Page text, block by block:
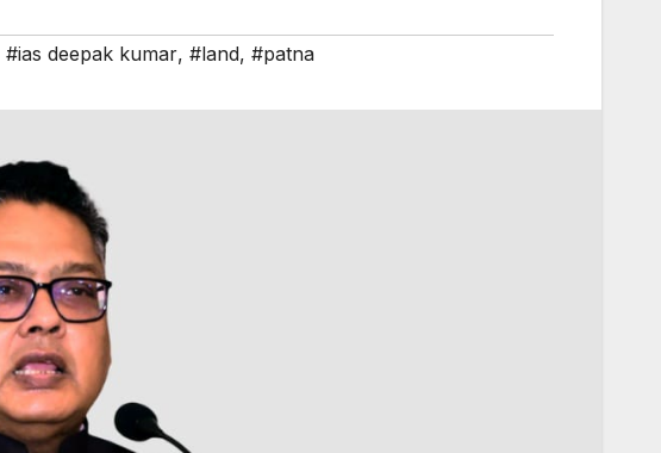
#ias deepak kumar, #land, #patna